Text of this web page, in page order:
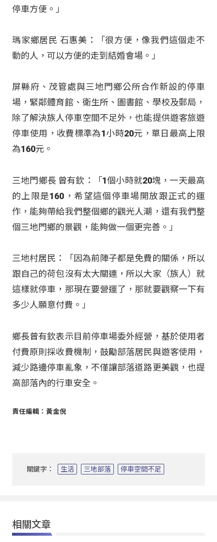
停車方便。」
瑪家鄉居民 石惠美：「很方便，像我們這個走不
動的人，可以方便的走到結婚會場。」
屏縣府、茂管處與三地門鄉公所合作新設的停車
場，緊鄰體育館、衛生所、圖書館、學校及郵局，
除了解決族人停車空間不足外，也能提供遊客旅遊
停車使用，收費標準為1小時20元，單日最高上限
為160元。
三地門鄉長 曾有欽：「1個小時就20塊，一天最高
的上限是160，希望這個停車場開放跟正式的運
作，能夠帶給我們整個鄉的觀光人潮，還有我們整
個三地門鄉的景觀，能夠做一個更完善。」
三地村居民：「因為前陣子都是免費的關係，所以
跟自己的荷包沒有太大關連，所以大家（族人）就
這樣就停車，那現在要營運了，那就要觀察一下有
多少人願意付費。」
鄉長曾有欽表示目前停車場委外經營，基於使用者
付費原則採收費機制，鼓勵部落居民與遊客使用，
減少路邊停車亂象，不僅讓部落道路更美觀，也提
高部落內的行車安全。
責任編輯：黃金倪
關鍵字： 生活 三地部落 停車空間不足
相關文章